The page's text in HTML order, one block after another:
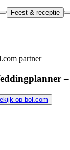
Feest & receptie
partner
op bol.com